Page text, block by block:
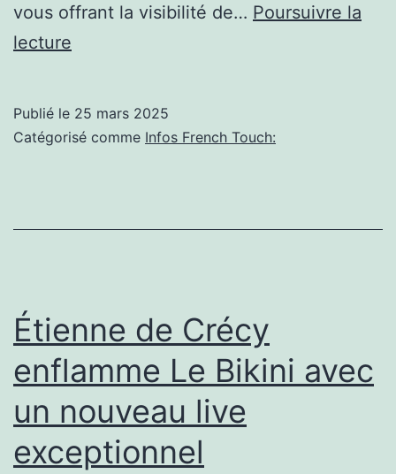
vous offrant la visibilité de… Poursuivre la
lecture
Mouratoglou
Academy
a
fait
son
nid
Publié le 25 mars 2025
Catégorisé comme Infos French Touch:
Étienne de Crécy
enflamme Le Bikini avec
un nouveau live
exceptionnel